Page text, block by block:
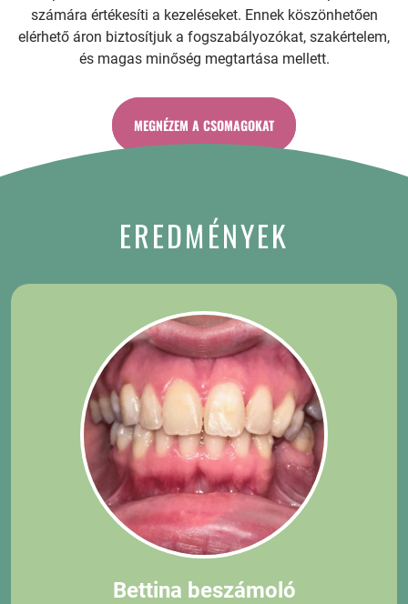
számára értékesíti a kezeléseket. Ennek köszönhetően
elérhető áron biztosítjuk a fogszabályozókat, szakértelem,
és magas minőség megtartása mellett.
MEGNÉZEM A CSOMAGOKAT
EREDMÉNYEK
Bettina beszámoló